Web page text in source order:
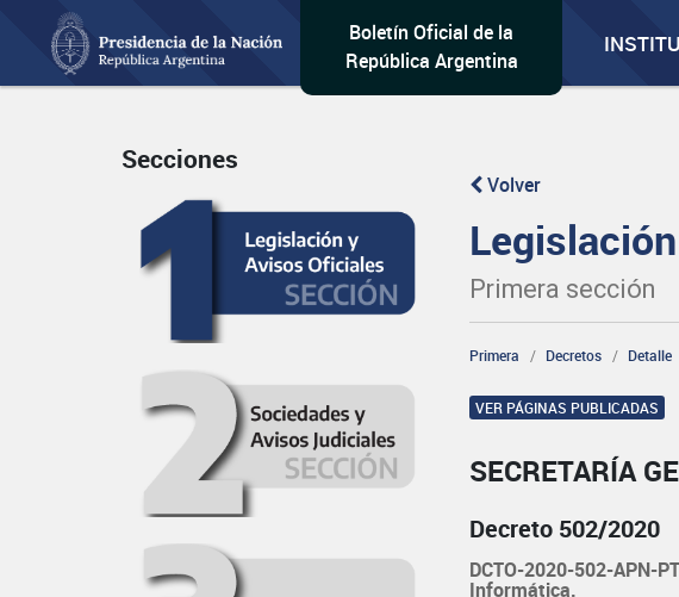
Boletín Oficial de la
República Argentina
Secciones
Volver
Primera sección
Primera Decretos Detalle
VER PÁGINAS PUBLICADAS
SECRETARÍA
Decreto 502/2020
DCTO-2020-502-APN-
Informática.